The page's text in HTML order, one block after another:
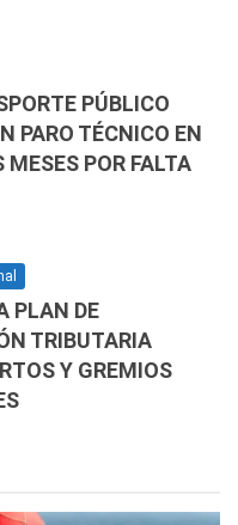
PÚBLICO
PARO TÉCNICO EN
MESES POR FALTA
PLAN DE
TRIBUTARIA
Y GREMIOS